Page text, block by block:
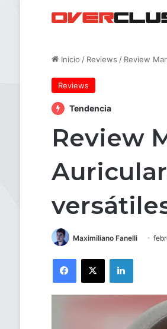
Inicio / Reviews / Review
Reviews
Tendencia
Review
Maximiliano Fanelli
Facebook
X LinkedIn